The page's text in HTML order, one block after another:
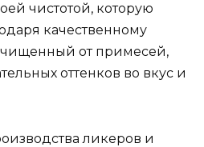
чистотой, которую
качественному
от примесей,
оттенков во вкус и
ликеров и